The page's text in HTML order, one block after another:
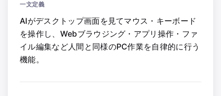
一文定義
AIがデスクトップ画面を見てマウス・キーボード
を操作し、Webブラウジング・アプリ操作・ファ
イル編集など人間と同様のPC作業を自律的に行う
機能。